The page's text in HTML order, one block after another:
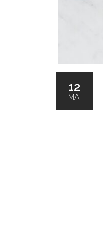
12
MAI